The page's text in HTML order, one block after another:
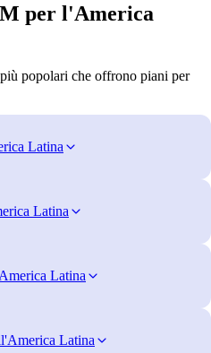
per l'America
popolari che offrono piani per
Latina
Latina
Latina
Latina